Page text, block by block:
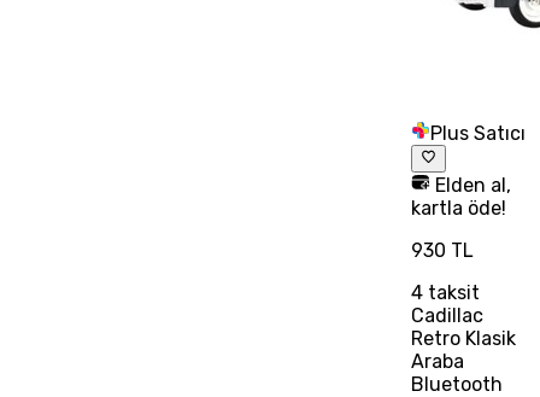
Plus Satıcı
Elden al,
kartla öde!
930 TL
4taksit
Cadillac
Retro Klasik
Araba
Bluetooth